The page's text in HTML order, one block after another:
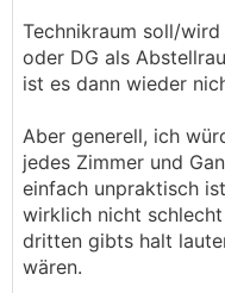
Technikraum soll/
oder DG als
ist es dann wieder
Aber generell, ich
jedes Zimmer und
einfach unpraktisch
wirklich nicht
dritten gibts halt
wären.